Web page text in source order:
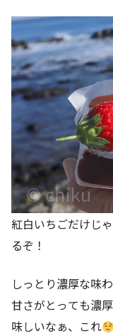
紅白いちごだけじ
るぞ！
しっとり濃厚な味
甘さがとっても濃
味しいなぁ、これ